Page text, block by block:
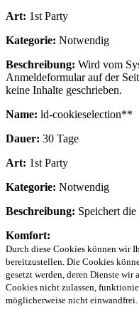
Art: 1st Party
Kategorie: Notwendig
Beschreibung: Wird vom
Anmeldeformular auf der
keine Inhalte geschrieben.
Name: ld-cookieselection**
Dauer: 30 Tage
Art: 1st Party
Kategorie: Notwendig
Beschreibung: Speichert
Komfort:
Durch diese Cookies können wir
bereitzustellen. Die Cookies
gesetzt werden, deren Dienste wir
Cookies nicht zulassen,
möglicherweise nicht einwandfrei.